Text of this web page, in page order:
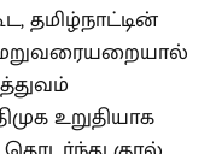
தமிழ்நாட்டின்
உறுதியாக